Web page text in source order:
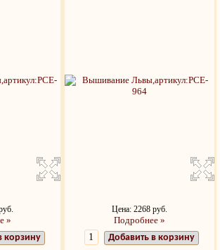
»
корзину
Цена: 2268 руб.
Подробнее »
Добавить в корзину